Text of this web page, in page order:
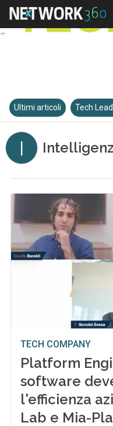
Ultimi articoli Tech
I
TECH COMPANY
Platform
software
l'efficienza
Lab e Mia-